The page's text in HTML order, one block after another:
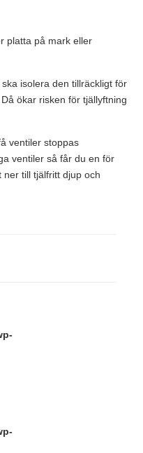
platta på mark eller
isolera den tillräckligt för
ökar risken för tjällyftning
ventiler stoppas
ventiler så får du en för
till tjälfritt djup och